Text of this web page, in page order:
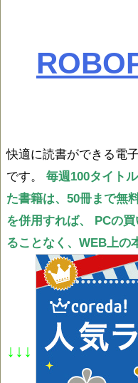
快適に読書ができる電
です。 毎週100タイト
た書籍は、50冊まで無
を併用すれば、
PCの
ることなく、WEB上の
↓↓↓